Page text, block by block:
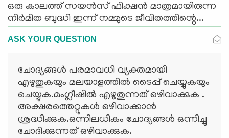
ഒരു കാലത്ത് സയന്‍സ് ഫിക്ഷന്‍ മാത്രമായിരുന്ന
നിര്‍മിത ബുദ്ധി ഇന്ന് നമ്മുടെ ജീവിതത്തിന്റെ...
ASK YOUR QUESTION
ചോദ്യങ്ങള്‍ പരമാവധി വ്യക്തമായി
എഴുതുകയും മലയാളത്തില്‍ ടൈപ്പ് ചെയ്യുകയും
ചെയ്യുക.മംഗ്ലീഷില്‍ എഴുതുന്നത് ഒഴിവാക്കുക .
അക്ഷരത്തെറ്റുകള്‍ ഒഴിവാക്കാന്‍
ശ്രദ്ധിക്കുക.ഒന്നിലധികം ചോദ്യങ്ങള്‍ ഒന്നിച്ചു
ചോദിക്കുന്നത് ഒഴിവാക്കുക.